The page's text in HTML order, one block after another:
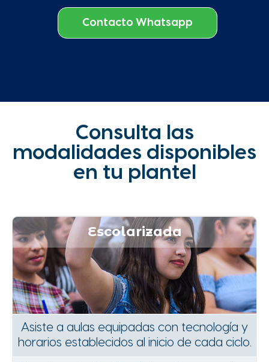
Contacto Whatsapp
Consulta las
modalidades disponibles
en tu plantel
Escolarizada
Asiste a aulas equipadas con tecnología y
horarios establecidos al inicio de cada ciclo.